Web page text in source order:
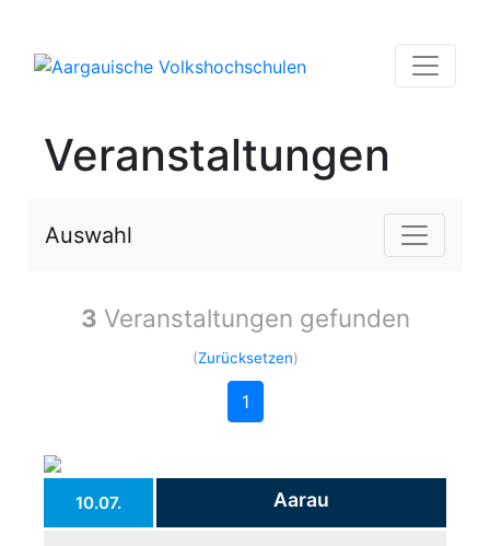
Veranstaltungen
Auswahl
3 Veranstaltungen gefunden
(Zurücksetzen)
1
10.07. Aarau